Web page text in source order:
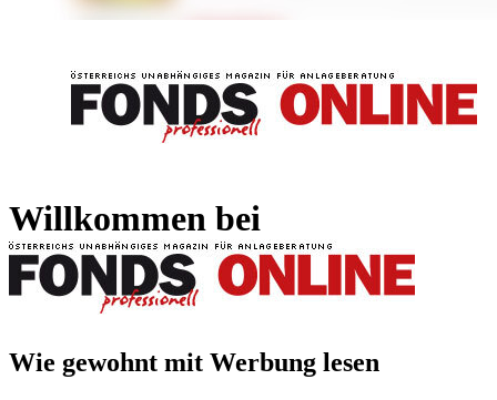
Willkommen bei
Wie gewohnt mit Werbung lesen